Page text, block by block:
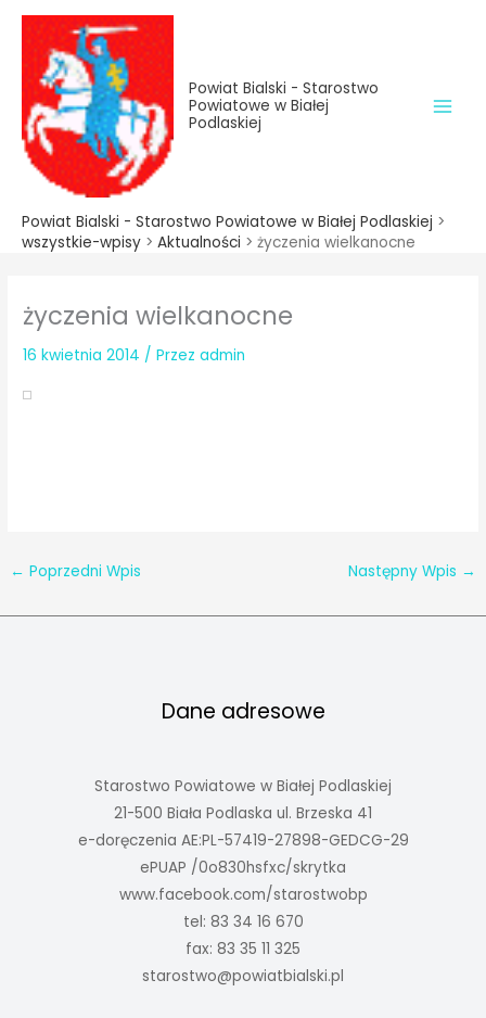
treści
Przejdź
treści
Powiat Bialski - Starostwo
Powiatowe w Białej
Podlaskiej
Powiat Bialski - Starostwo Powiatowe w Białej Podlaskiej >
wszystkie-wpisy > Aktualności > życzenia wielkanocne
życzenia wielkanocne
16 kwietnia 2014 / Przezadmin
← Poprzedni Wpis Następny Wpis →
Dane adresowe
Starostwo Powiatowe w Białej Podlaskiej
21-500 Biała Podlaska ul. Brzeska 41
e-doręczenia AE:PL-57419-27898-GEDCG-29
ePUAP /0o830hsfxc/skrytka
www.facebook.com/starostwobp
tel: 83 34 16 670
fax: 83 35 11 325
starostwo@powiatbialski.pl